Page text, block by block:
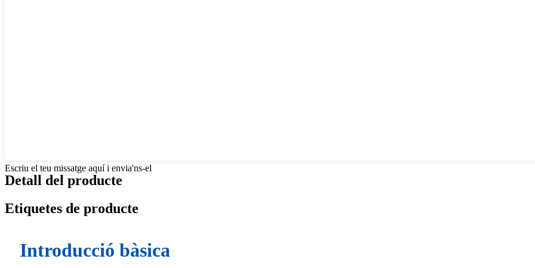
Escriu el teu missatge aquí i envia'ns-el
Detall del producte
Etiquetes de producte
Introducció bàsica